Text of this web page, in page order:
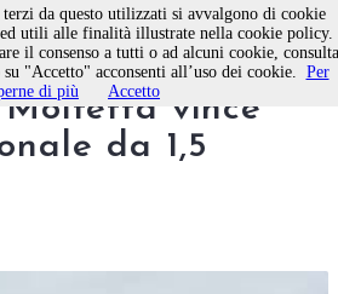
pluviali,
Molfetta vince
da 1,5
da questo utilizzati si avvalgono di cookie
ed utili alle finalità illustrate nella cookie policy.
il consenso a tutti o ad alcuni cookie, consulta
"Accetto" acconsenti all’uso dei cookie. Per
di più
Accetto